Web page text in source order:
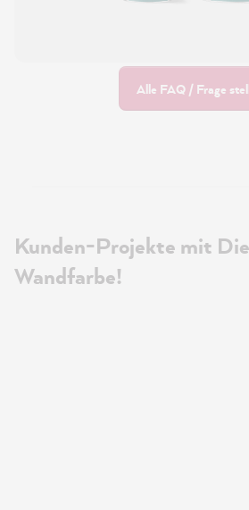
Alle FAQ / Frage
Kunden-Projekte mit
Wandfarbe!